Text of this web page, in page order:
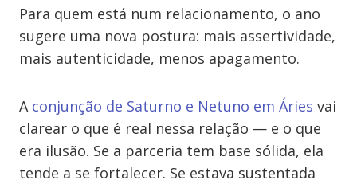
Para quem está num relacionamento, o ano
sugere uma nova postura: mais assertividade,
mais autenticidade, menos apagamento.
A conjunção de Saturno e Netuno em Áries vai
clarear o que é real nessa relação — e o que
era ilusão. Se a parceria tem base sólida, ela
tende a se fortalecer. Se estava sustentada